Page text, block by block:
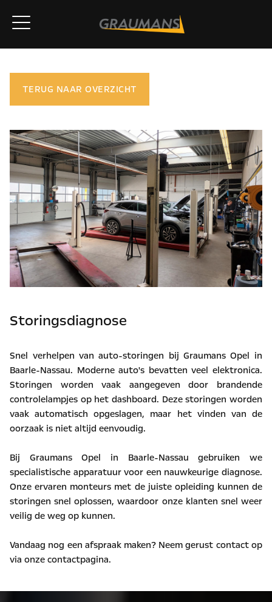
TERUG NAAR OVERZICHT
Storingsdiagnose
Snel verhelpen van auto-storingen bij Graumans Opel in
Baarle-Nassau. Moderne auto's bevatten veel elektronica.
Storingen worden vaak aangegeven door brandende
controlelampjes op het dashboard. Deze storingen worden
vaak automatisch opgeslagen, maar het vinden van de
oorzaak is niet altijd eenvoudig.
Bij Graumans Opel in Baarle-Nassau gebruiken we
specialistische apparatuur voor een nauwkeurige diagnose.
Onze ervaren monteurs met de juiste opleiding kunnen de
storingen snel oplossen, waardoor onze klanten snel weer
veilig de weg op kunnen.
Vandaag nog een afspraak maken? Neem gerust contact op
via onze contactpagina.